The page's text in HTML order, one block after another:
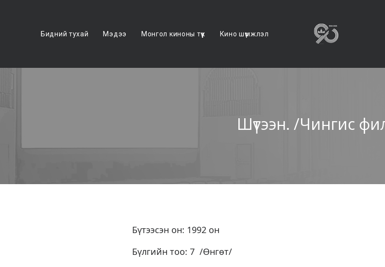
Бидний тухай Мэдээ Монгол киноны түүх Кино шүүмжлэл
Шүтээн. /Чингис
Бүтээсэн он: 1992 он
Бүлгийн тоо: 7 /Өнгөт/